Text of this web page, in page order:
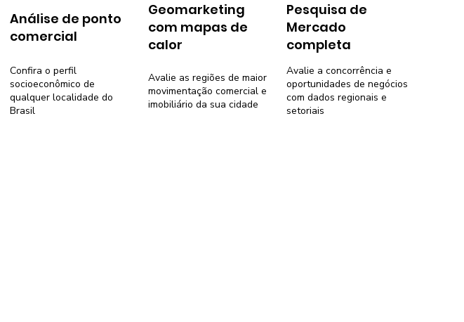
Análise de ponto
comercial
Confira o perfil
socioeconômico de
qualquer localidade do
Brasil
Geomarketing
com mapas de
calor
Avalie as regiões de maior
movimentação comercial e
imobiliário da sua cidade
Pesquisa de
Mercado
completa
Avalie a concorrência e
oportunidades de negócios
com dados regionais e
setoriais